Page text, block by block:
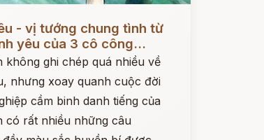
- vị tướng chung tình từ
yêu của 3 cô công...
không ghi chép quá nhiều về
nhưng xoay quanh cuộc đời
cầm binh danh tiếng của
có rất nhiều những câu